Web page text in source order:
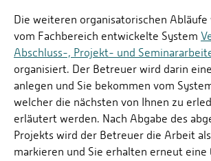
Die weiteren organisatorischen Abläufe
vom Fachbereich entwickelte System
Abschluss-, Projekt- und
organisiert. Der Betreuer wird darin
anlegen und Sie bekommen vom
welcher die nächsten von Ihnen zu
erläutert werden. Nach Abgabe des
Projekts wird der Betreuer die Arbeit
markieren und Sie erhalten erneut